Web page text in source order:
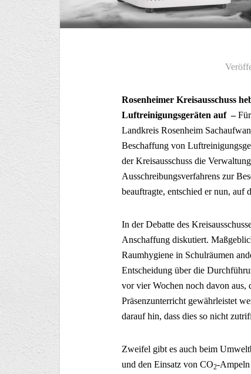
Rosenheimer Kreisausschuss
Luftreinigungsgeräten auf –
Landkreis Rosenheim
Beschaffung von
der Kreisausschuss die
Ausschreibungsverfahrens zur
beauftragte, entschied er nun, auf
In der Debatte des
Anschaffung diskutiert.
Raumhygiene in Schulräumen
Entscheidung über die
vor vier Wochen noch davon aus,
Präsenzunterricht gewährleistet
darauf hin, dass dies so nicht
Zweifel gibt es auch beim
und den Einsatz von CO2-Ampeln